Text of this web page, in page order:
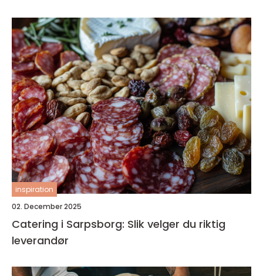
inspiration
02. December 2025
Catering i Sarpsborg: Slik velger du riktig
leverandør